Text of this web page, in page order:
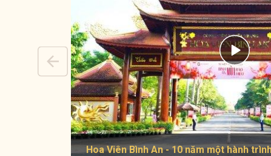
Hoa Viên Bình An - 10 năm một hành